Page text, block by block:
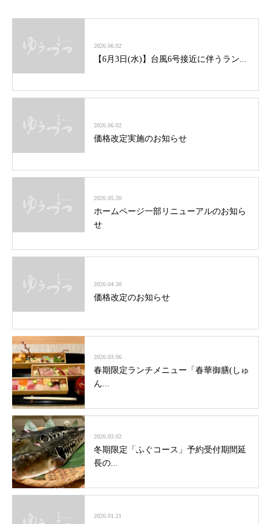
2026.06.02
【6月3日(水)】台風6号接近に伴うラン...
2026.06.02
価格改定実施のお知らせ
2026.05.20
ホームページ一部リニューアルのお知ら
せ
2026.04.30
価格改定のお知らせ
2026.03.06
春期限定ランチメニュー「春華御膳(しゅ
ん...
2026.03.02
冬期限定「ふぐコース」予約受付期間延
長の...
2026.01.21